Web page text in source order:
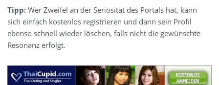
Tipp: Wer Zweifel an der Seriosität des Portals hat, kann
sich einfach kostenlos registrieren und dann sein Profil
ebenso schnell wieder löschen, falls nicht die gewünschte
Resonanz erfolgt.